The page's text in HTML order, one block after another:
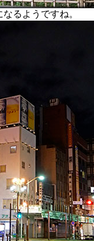
るようですね。